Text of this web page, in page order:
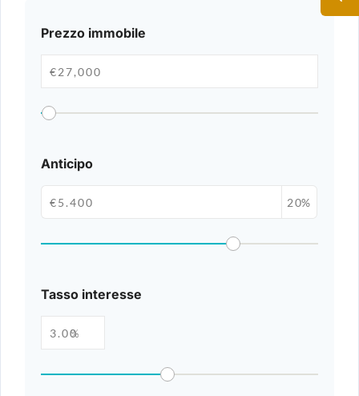
Prezzo immobile
Anticipo
%
Tasso interesse
%